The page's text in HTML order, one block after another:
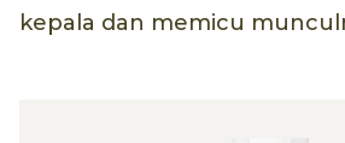
kepala dan memicu